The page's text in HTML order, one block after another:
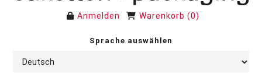
Anmelden Warenkorb (0)
Sprache auswählen